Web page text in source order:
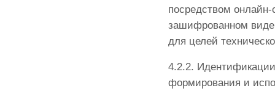
посредством
зашифрованном
для целей
4.2.2.
формирования и